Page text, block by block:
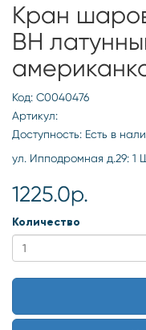
Кран
ВН
Код: С0040476
Артикул:
Доступность: Есть в
ул. Ипподромная д.29: 1
1225.0р.
Количество